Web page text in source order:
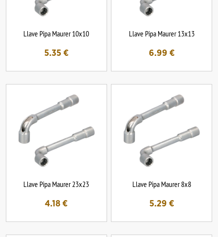
Llave Pipa Maurer 10x10
5.35 €
Llave Pipa Maurer 13x13
6.99 €
Llave Pipa Maurer 23x23
4.18 €
Llave Pipa Maurer 8x8
5.29 €